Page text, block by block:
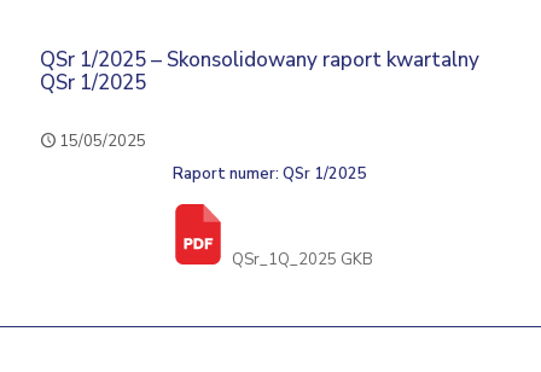
QSr 1/2025 – Skonsolidowany raport kwartalny
QSr 1/2025
15/05/2025
Raport numer: QSr 1/2025
QSr_1Q_2025 GKB